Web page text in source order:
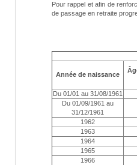
Pour rappel et afin de
de passage en retraite
Année de naissance
Du 01/01 au 31/08/1961
Du 01/09/1961 au
31/12/1961
1962
1963
1964
1965
1966